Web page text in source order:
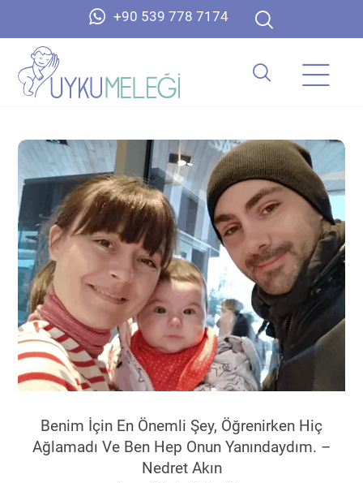
+90 539 778 7174
Benim İçin En Önemli Şey, Öğrenirken Hiç
Ağlamadı Ve Ben Hep Onun Yanındaydım. –
Nedret Akın